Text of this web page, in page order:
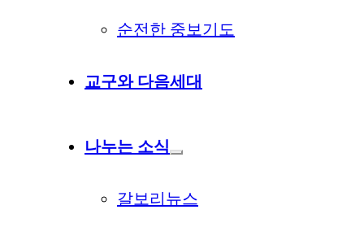
순전한 중보기도
교구와 다음세대
나누는 소식
갈보리뉴스